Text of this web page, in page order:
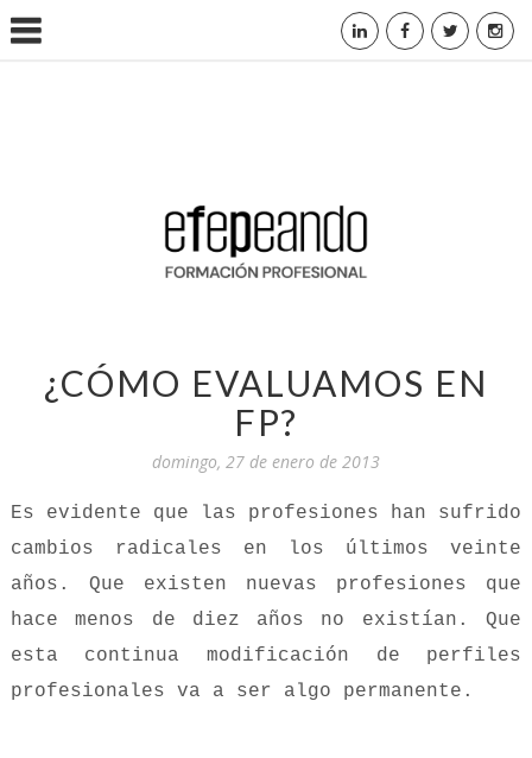
¿CÓMO EVALUAMOS EN
FP?
domingo, 27 de enero de 2013
Es evidente que las profesiones han sufrido
cambios radicales en los últimos veinte
años. Que existen nuevas profesiones que
hace menos de diez años no existían. Que
esta continua modificación de perfiles
profesionales va a ser algo permanente.